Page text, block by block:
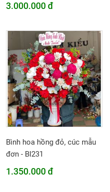
3.000.000 đ
Bình hoa hồng đỏ, cúc mẫu
đơn - BI231
1.350.000 đ